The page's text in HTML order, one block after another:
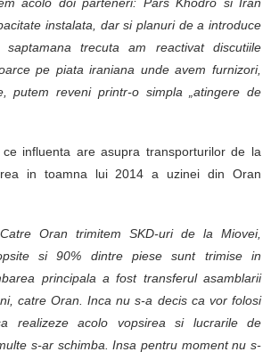
instalata, dar si planuri de a introduce
trecuta am reactivat discutiile
pe piata iraniana unde avem furnizori,
putem reveni printr-o simpla „atingere de
influenta are asupra transporturilor de la
in toamna lui 2014 a uzinei din Oran
Catre Oran trimitem SKD-uri de la Miovei,
si 90% dintre piese sunt trimise in
principala a fost transferul asamblarii
catre Oran. Inca nu s-a decis ca vor folosi
realizeze acolo vopsirea si lucrarile de
s-ar schimba. Insa pentru moment nu s-